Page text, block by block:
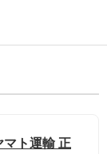
マト運輸 正